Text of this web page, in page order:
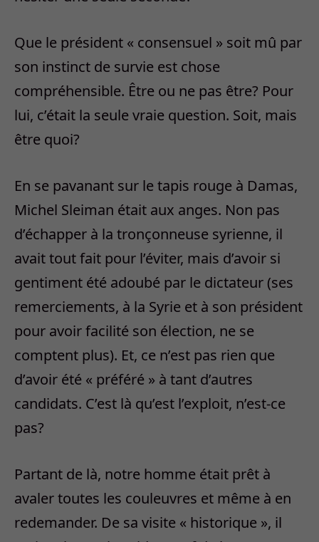
Que le président « consensuel » soit mû par
son instinct de survie est chose
compréhensible. Être ou ne pas être? Pour
lui, c’était la seule vraie question. Soit, mais
être quoi?
En se pavanant sur le tapis rouge à Damas,
Michel Sleiman était aux anges. Non pas
d’échapper à la tronçonneuse syrienne, il
avait tout fait pour l’éviter, mais d’avoir si
gentiment été adoubé par le dictateur (ses
remerciements, à la Syrie et à son président
pour avoir facilité son élection, ne se
comptent plus). Et, ce n’est pas rien que
d’avoir été « préféré » à tant d’autres
candidats. C’est là qu’est l’exploit, n’est-ce
pas?
Partant de là, notre homme était prêt à
avaler toutes les couleuvres et même à en
redemander. De sa visite « historique », il